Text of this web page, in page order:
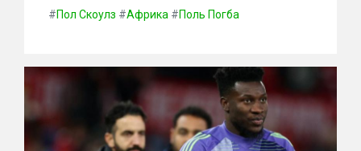
#Пол Скоулз #Африка #Поль Погба